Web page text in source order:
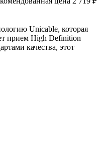
Unicable, которая
прием High Definition
качества, этот